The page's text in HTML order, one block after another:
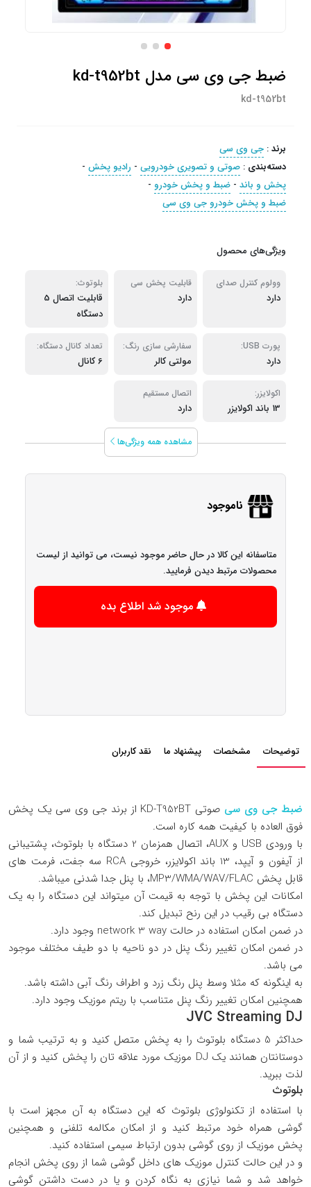
ضبط جی وی سی مدل kd-t952bt
kd-t952bt
برند:جی وی سی
دسته‌بندی: صوتی و تصویری خودرویی- رادیو پخش-
پخش و باند- ضبط و پخش خودرو-
ضبط و پخش خودرو جی وی سی
ویژگی‌های محصول
وولوم کنترل صدای
چرخشی:
دارد
قابلیت پخش سی
دی:
دارد
بلوتوث:
قابلیت اتصال 5
دستگاه
پورت USB:
دارد
سفارشی سازی رنگ:
مولتی کالر
تعداد کانال دستگاه:
اکولایزر:
13 باند اکولایزر
اتصال مستقیم
آیفون/آیپد از طریق
دارد
مشاهده همه ویژگی‌ها
ناموجود
متاسفانه این کالا در حال حاضر موجود نیست، می توانید از لیست
محصولات مرتبط دیدن فرمایید.
موجود شد اطلاع بده
توضیحات مشخصات پیشنهاد ما نقد کاربران
ضبط جی وی سی
صوتی KD-T952BT از برند جی وی سی یک پخش
فوق العاده با کیفیت همه کاره است.
با ورودی USB و AUX، اتصال همزمان 2 دستگاه با بلوتوث، پشتیبانی
از آیفون و آیپد، 13 باند اکولایزر، خروجی RCA سه جفت، فرمت های
قابل پخش MP3/WMA/WAV/FLAC، با پنل جدا شدنی میباشد.
امکانات این پخش با توجه به قیمت آن میتواند این دستگاه را به یک
دستگاه بی رقیب در این رنح تبدیل کند.
در ضمن امکان استفاده در حالت network 3 way وجود دارد.
در ضمن امکان تغییر رنگ پنل در دو ناحیه با دو طیف مختلف موجود
می باشد.
به اینگونه که مثلا وسط پنل رنگ زرد و اطراف رنگ آبی داشته باشد.
همچنین امکان تغییر رنگ پنل متناسب با ریتم موزیک وجود دارد.
JVC Streaming DJ
حداکثر 5 دستگاه بلوتوث را به پخش متصل کنید و به ترتیب شما و
دوستانتان همانند یک DJ موزیک مورد علاقه تان را پخش کنید و از آن
لذت ببرید.
بلوتوث
با استفاده از تکنولوژی بلوتوث که این دستگاه به آن مجهز است با
گوشی همراه خود مرتبط کنید و از امکان مکالمه تلفنی و همچنین
پخش موزیک از روی گوشی بدون ارتباط سیمی استفاده کنید.
و در این حالت کنترل موزیک های داخل گوشی شما از روی پخش انجام
خواهد شد و شما نیازی به نگاه کردن و یا در دست داشتن گوشی